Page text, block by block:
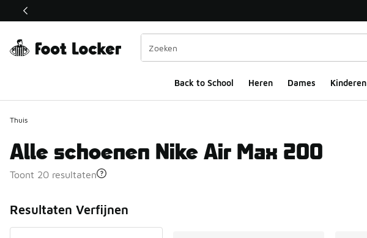
Deze link wordt geopend in een nieuw venster
Back to School Heren Dames Kinderen
Thuis
Alle schoenen Nike Air Max 200
Toont 20 resultaten
Resultaten Verfijnen